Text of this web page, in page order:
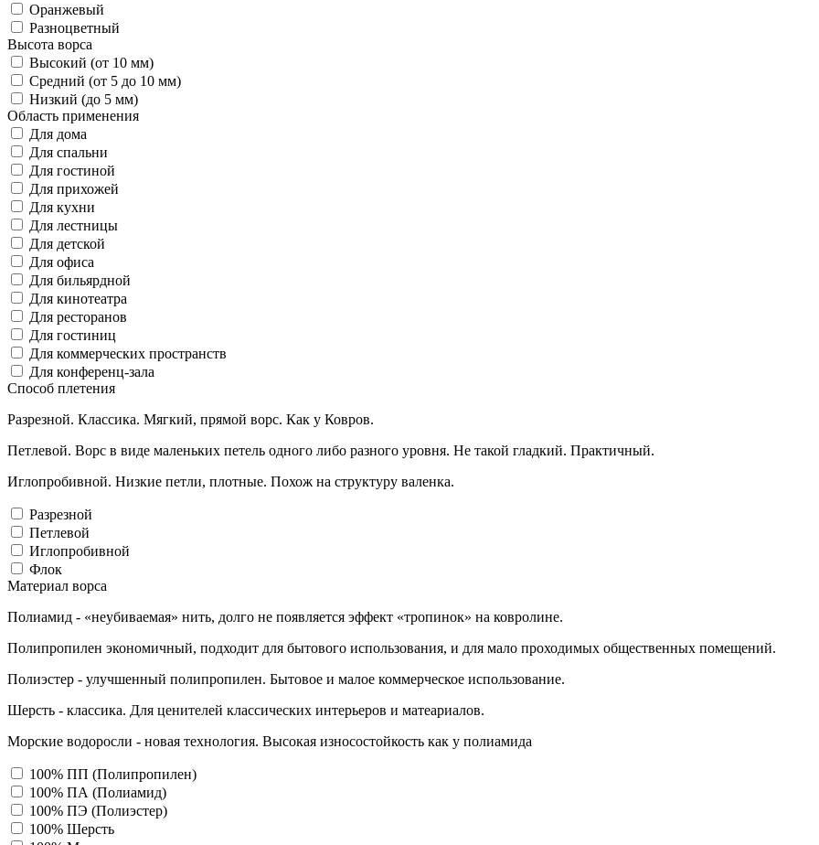
Оранжевый
Разноцветный
Высота ворса
Высокий (от 10 мм)
Средний (от 5 до 10 мм)
Низкий (до 5 мм)
Область применения
Для дома
Для спальни
Для гостиной
Для прихожей
Для кухни
Для лестницы
Для детской
Для офиса
Для бильярдной
Для кинотеатра
Для ресторанов
Для гостиниц
Для коммерческих пространств
Для конференц-зала
Способ плетения
Разрезной. Классика. Мягкий, прямой ворс. Как у Ковров.
Петлевой. Ворс в виде маленьких петель одного либо разного уровня. Не такой гладкий. Практичный.
Иглопробивной. Низкие петли, плотные. Похож на структуру валенка.
Разрезной
Петлевой
Иглопробивной
Флок
Материал ворса
Полиамид - «неубиваемая» нить, долго не появляется эффект «тропинок» на ковролине.
Полипропилен экономичный, подходит для бытового использования, и для мало проходимых общественных помещений.
Полиэстер - улучшенный полипропилен. Бытовое и малое коммерческое использование.
Шерсть - классика. Для ценителей классических интерьеров и матеариалов.
Морские водоросли - новая технология. Высокая износостойкость как у полиамида
100% ПП (Полипропилен)
100% ПА (Полиамид)
100% ПЭ (Полиэстер)
100% Шерсть